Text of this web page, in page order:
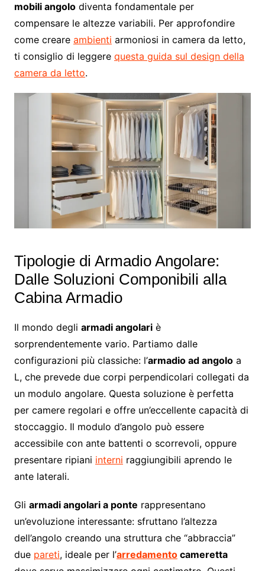
mobili angolodiventa fondamentale per
compensare le altezze variabili. Per approfondire
come creare ambienti armoniosi in camera da letto,
ti consiglio di leggere questa guida sul design della
camera da letto.
Tipologie di Armadio Angolare:
Dalle Soluzioni Componibili alla
Cabina Armadio
Il mondo degli armadi angolariè
sorprendentemente vario. Partiamo dalle
configurazioni più classiche: l’armadio ad angoloa
L, che prevede due corpi perpendicolari collegati da
un modulo angolare. Questa soluzione è perfetta
per camere regolari e offre un’eccellente capacità di
stoccaggio. Il modulo d’angolo può essere
accessibile con ante battenti o scorrevoli, oppure
presentare ripiani interni raggiungibili aprendo le
ante laterali.
Gli armadi angolari a ponte rappresentano
un’evoluzione interessante: sfruttano l’altezza
dell’angolo creando una struttura che “abbraccia”
due pareti, ideale per l’arredamentocameretta